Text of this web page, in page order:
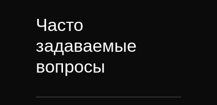
Часто
задаваемые
вопросы